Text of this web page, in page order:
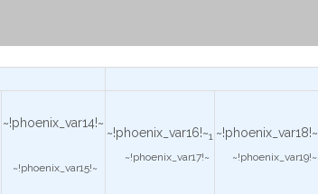
~!phoenix_var14!~
~!phoenix_var15!~
~!phoenix_var16!~1
~!phoenix_var17!~
~!phoenix_var18!~
~!phoenix_var19!~